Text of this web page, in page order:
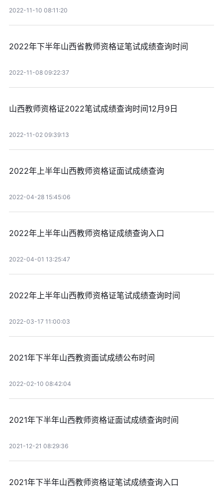
2022-11-10 08:11:20
2022年下半年山西省教师资格证笔试成绩查询时间
2022-11-08 09:22:37
山西教师资格证2022笔试成绩查询时间12月9日
2022-11-02 09:39:13
2022年上半年山西教师资格证面试成绩查询
2022-04-28 15:45:06
2022年上半年山西教师资格证成绩查询入口
2022-04-01 13:25:47
2022年上半年山西教师资格证笔试成绩查询时间
2022-03-17 11:00:03
2021年下半年山西教资面试成绩公布时间
2022-02-10 08:42:04
2021年下半年山西教师资格证面试成绩查询时间
2021-12-21 08:29:36
2021年下半年山西教师资格证笔试成绩查询入口